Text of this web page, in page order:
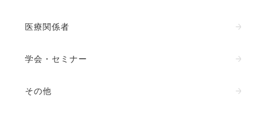
医療関係者
学会・セミナー
その他